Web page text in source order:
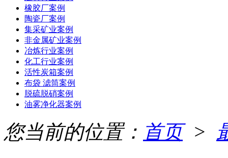
橡胶厂案例
陶瓷厂案例
集采矿业案例
非金属矿业案例
冶炼行业案例
化工行业案例
活性炭箱案例
布袋 滤筒案例
脱硫脱硝案例
油雾净化器案例
您当前的位置： 首页>